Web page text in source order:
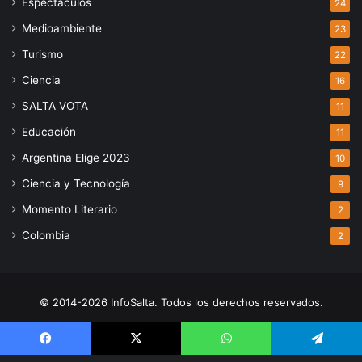
24
Medioambiente 23
Turismo 22
Ciencia 16
SALTA VOTA 11
Educación 11
Argentina Elige 2023 10
Ciencia y Tecnología 9
Momento Literario 2
Colombia 2
© 2014-2026 InfoSalta. Todos los derechos reservados.
3872288394 E-mail: infosaltaredaccion@gmail.com
Facebook X WhatsApp Telegram